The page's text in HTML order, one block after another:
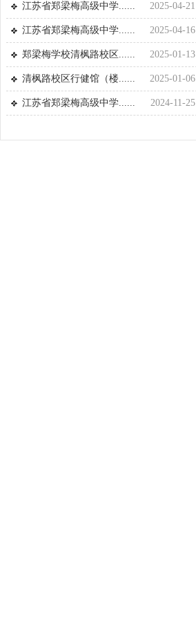
江苏省郑梁梅高级中学...... 2025-04-21
江苏省郑梁梅高级中学...... 2025-04-16
郑梁梅学校清枫路校区...... 2025-01-13
清枫路校区行健馆（楼...... 2025-01-06
江苏省郑梁梅高级中学...... 2024-11-25